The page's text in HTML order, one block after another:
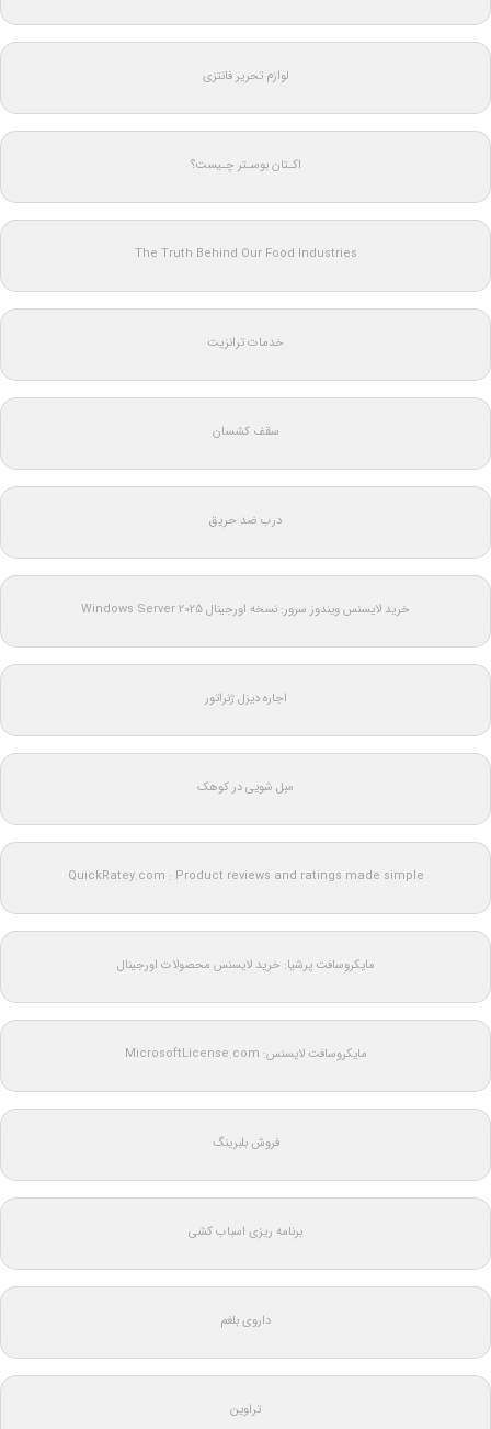
لوازم تحریر فانتزی
اکـتان بوسـتر چـیست؟
The Truth Behind Our Food Industries
خدمات ترانزیت
سقف کشسان
درب ضد حریق
خرید لایسنس ویندوز سرور: نسخه اورجینال Windows Server 2025
اجاره دیزل ژنراتور
مبل شویی در کوهک
QuickRatey.com : Product reviews and ratings made simple
مایکروسافت پرشیا: خرید لایسنس محصولات اورجینال
مایکروسافت لایسنس: MicrosoftLicense.com
فروش بلبرینگ
برنامه ریزی اسباب کشی
داروی بلغم
تراوین